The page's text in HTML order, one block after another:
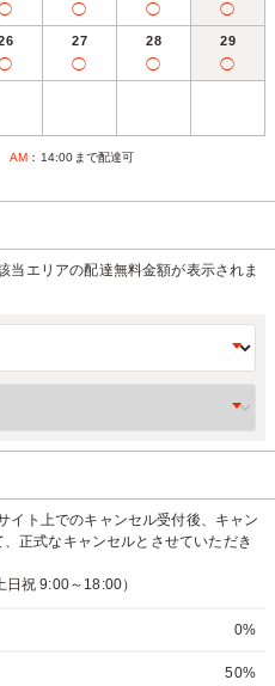
◯ ◯ ◯
27
◯
28
◯
29
◯
AM ：14:00まで配達可
当エリアの配達無料金額が表示されま
イト上でのキャンセル受付後、キャン
正式なキャンセルとさせていただき
祝 9:00～18:00）
0%
50%